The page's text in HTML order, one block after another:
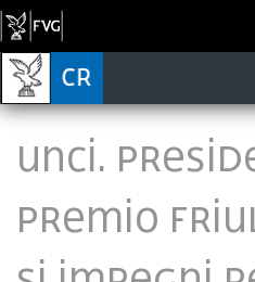
UNCI.
PREMIO